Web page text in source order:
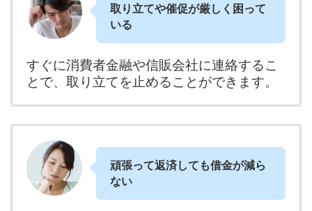
取り立てや催促が厳しく困って
いる
すぐに消費者金融や信販会社に連絡するこ
とで、取り立てを止めることができます。
頑張って返済しても借金が減ら
ない